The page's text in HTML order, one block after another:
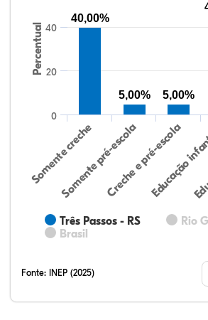
Percentual
Três Passos - RS
Rio
Brasil
Somente creche
Somente pré-escolaCreche e pré-escola
Educação
0
20
40
40,00%
5,00% 5,00%
Fonte: INEP (2025)